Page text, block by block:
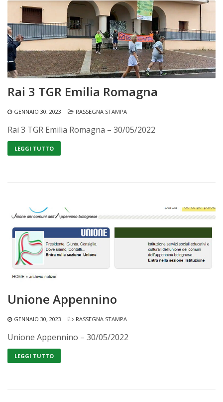
Rai 3 TGR Emilia Romagna
GENNAIO 30, 2023 RASSEGNA STAMPA
Rai 3 TGR Emilia Romagna – 30/05/2022
LEGGI TUTTO
Unione Appennino
GENNAIO 30, 2023 RASSEGNA STAMPA
Unione Appennino – 30/05/2022
LEGGI TUTTO